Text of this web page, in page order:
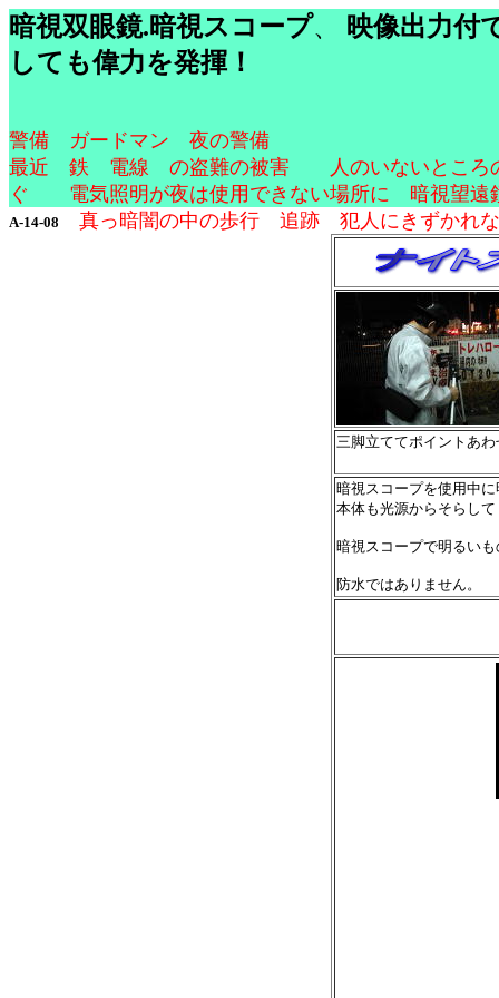
暗視双眼鏡.暗視スコープ、
映像出力付
しても偉力を発揮！
警備 ガードマン 夜の警備
最近 鉄 電線 の盗難の被害 人のいないところの
ぐ 電気照明が夜は使用できない場所に 暗視望遠
A-14-08 真っ暗闇の中の歩行 追跡 犯人にきずかれ
三脚立ててポイントあわ
暗視スコープを使用中
本体も光源からそらし
暗視スコープで明るい
防水ではありません。